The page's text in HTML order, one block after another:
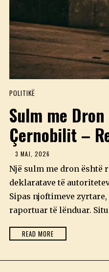
POLITIKË
Sulm me
Çernobilit –
3 MAJ, 2026
A
,
2
0
2
Një sulm me dron është
deklaratave të
Sipas njoftimeve
raportuar të lënduar.
READ MORE